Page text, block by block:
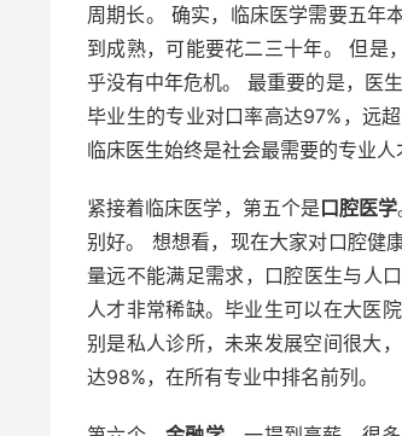
周期长。 确实，临床医学需要五年
到成熟，可能要花二三十年。 但是
乎没有中年危机。 最重要的是，医
毕业生的专业对口率高达97%，远
临床医生始终是社会最需要的专业人
紧接着临床医学，第五个是口腔医学
别好。 想想看，现在大家对口腔健
量远不能满足需求，口腔医生与人
人才非常稀缺。毕业生可以在大医
别是私人诊所，未来发展空间很大
达98%，在所有专业中排名前列。